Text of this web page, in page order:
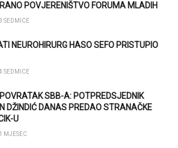
POVJERENIŠTVO FORUMA MLADIH
SEDMICE
NEUROHIRURG HASO SEFO PRISTUPIO
SEDMICE
SBB-A: POTPREDSJEDNIK
DŽINDIĆ DANAS PREDAO STRANAČKE
U
MJESEC